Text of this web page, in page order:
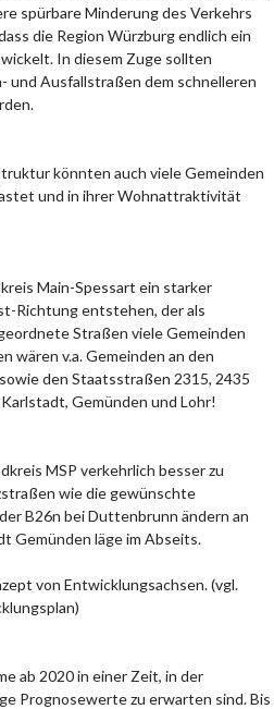
spürbare Minderung des Verkehrs
die Region Würzburg endlich ein
In diesem Zuge sollten
und Ausfallstraßen dem schnelleren
könnten auch viele Gemeinden
und in ihrer Wohnattraktivität
Main-Spessart ein starker
Richtung entstehen, der als
Straßen viele Gemeinden
wären v.a. Gemeinden an den
den Staatsstraßen 2315, 2435
Gemünden und Lohr!
MSP verkehrlich besser zu
wie die gewünschte
B26n bei Duttenbrunn ändern an
Gemünden läge im Abseits.
von Entwicklungsachsen. (vgl.
ab 2020 in einer Zeit, in der
Prognosewerte zu erwarten sind. Bis